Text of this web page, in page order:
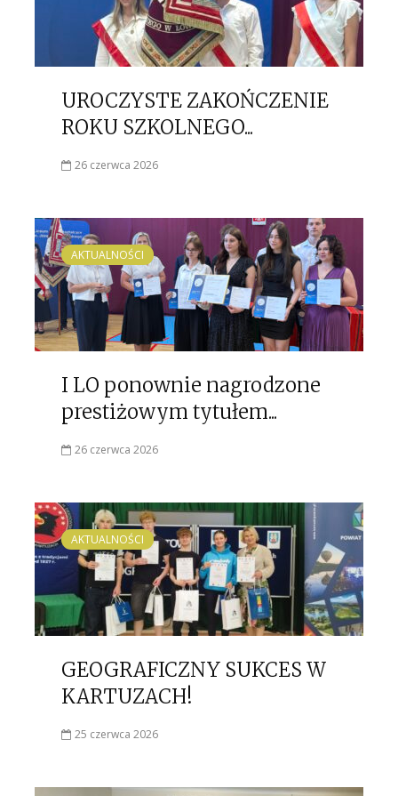
UROCZYSTE ZAKOŃCZENIE
ROKU SZKOLNEGO...
26 czerwca 2026
AKTUALNOŚCI
I LO ponownie nagrodzone
prestiżowym tytułem...
26 czerwca 2026
AKTUALNOŚCI
GEOGRAFICZNY SUKCES W
KARTUZACH!
25 czerwca 2026